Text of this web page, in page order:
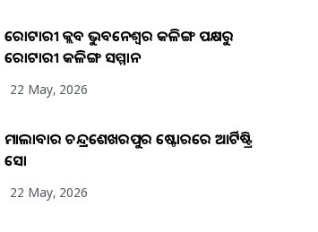
ରୋଟାରୀ କ୍ଲବ ଭୁବନେଶ୍ୱର କଳିଙ୍ଗ ପକ୍ଷରୁ
ରୋଟାରୀ କଳିଙ୍ଗ ସମ୍ମାନ
22 May, 2026
ମାଲାବାର ଚନ୍ଦ୍ରଶେଖରପୁର ଷ୍ଟୋରରେ ଆର୍ଟିଷ୍ଟ୍ରି
ସୋ
22 May, 2026